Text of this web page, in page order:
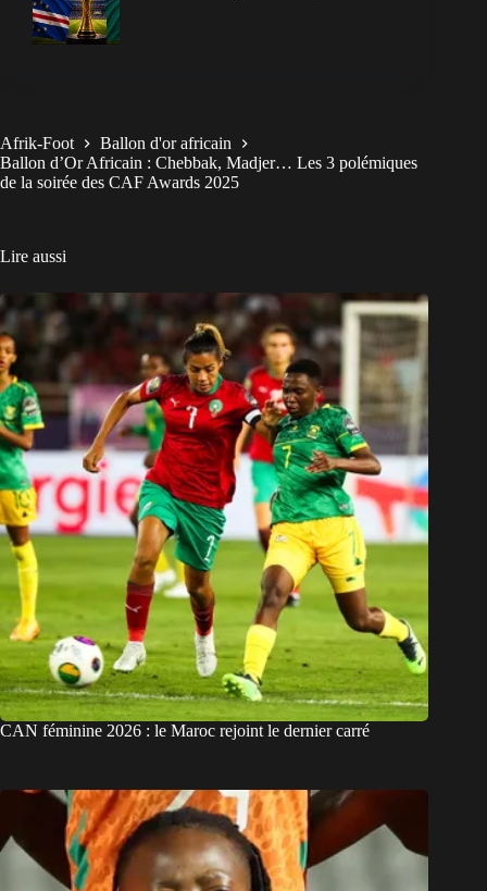
Afrik-Foot
Ballon d'or africain
Ballon d’Or Africain : Chebbak, Madjer… Les 3 polémiques
de la soirée des CAF Awards 2025
Lire aussi
CAN féminine 2026 : le Maroc rejoint le dernier carré